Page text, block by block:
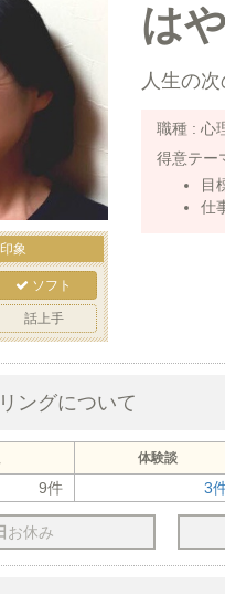
は
人生の
職種 : 心
得意テー
目
仕
象
ソフト
話上手
ングについて
体験談
9件 3
お休み